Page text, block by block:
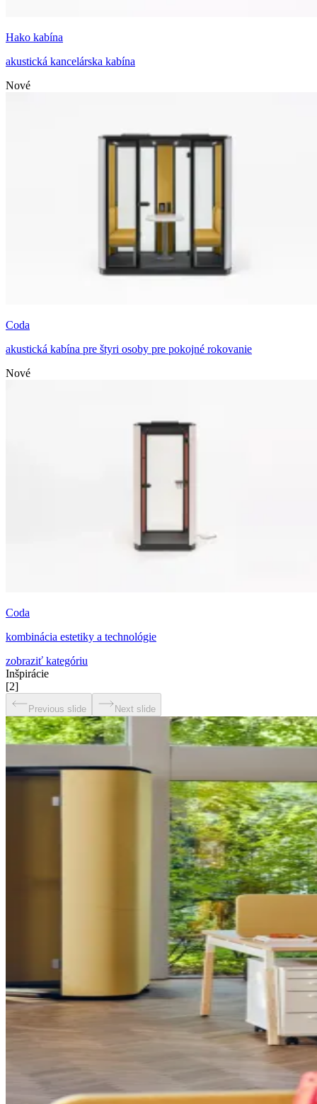
Hako kabína
akustická kancelárska kabína
Nové
Coda
akustická kabína pre štyri osoby pre pokojné rokovanie
Nové
Coda
kombinácia estetiky a technológie
zobraziť kategóriu
Inšpirácie
[2]
Previous slide Next slide